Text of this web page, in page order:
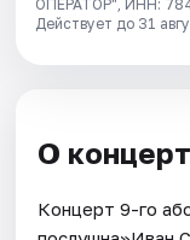
ОПЕРАТОР", ИНН:
Действует до 31
О
Концерт 9-го